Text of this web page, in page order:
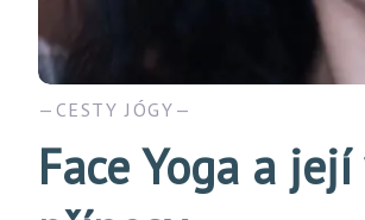
CESTY JÓGY
Face Yoga a